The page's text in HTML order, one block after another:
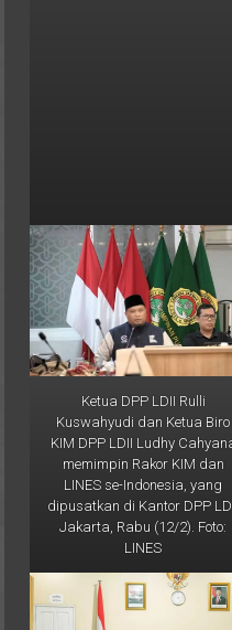
Ketua DPP LDII Rulli
Kuswahyudi dan Ketua Biro
KIM DPP LDII Ludhy Cahyana
memimpin Rakor KIM dan
LINES se-Indonesia, yang
dipusatkan di Kantor DPP LDII
Jakarta, Rabu (12/2). Foto:
LINES